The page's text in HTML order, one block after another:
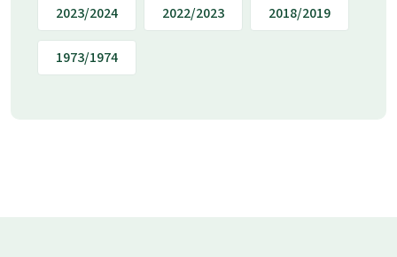
2023/2024 2022/2023 2018/2019
1973/1974